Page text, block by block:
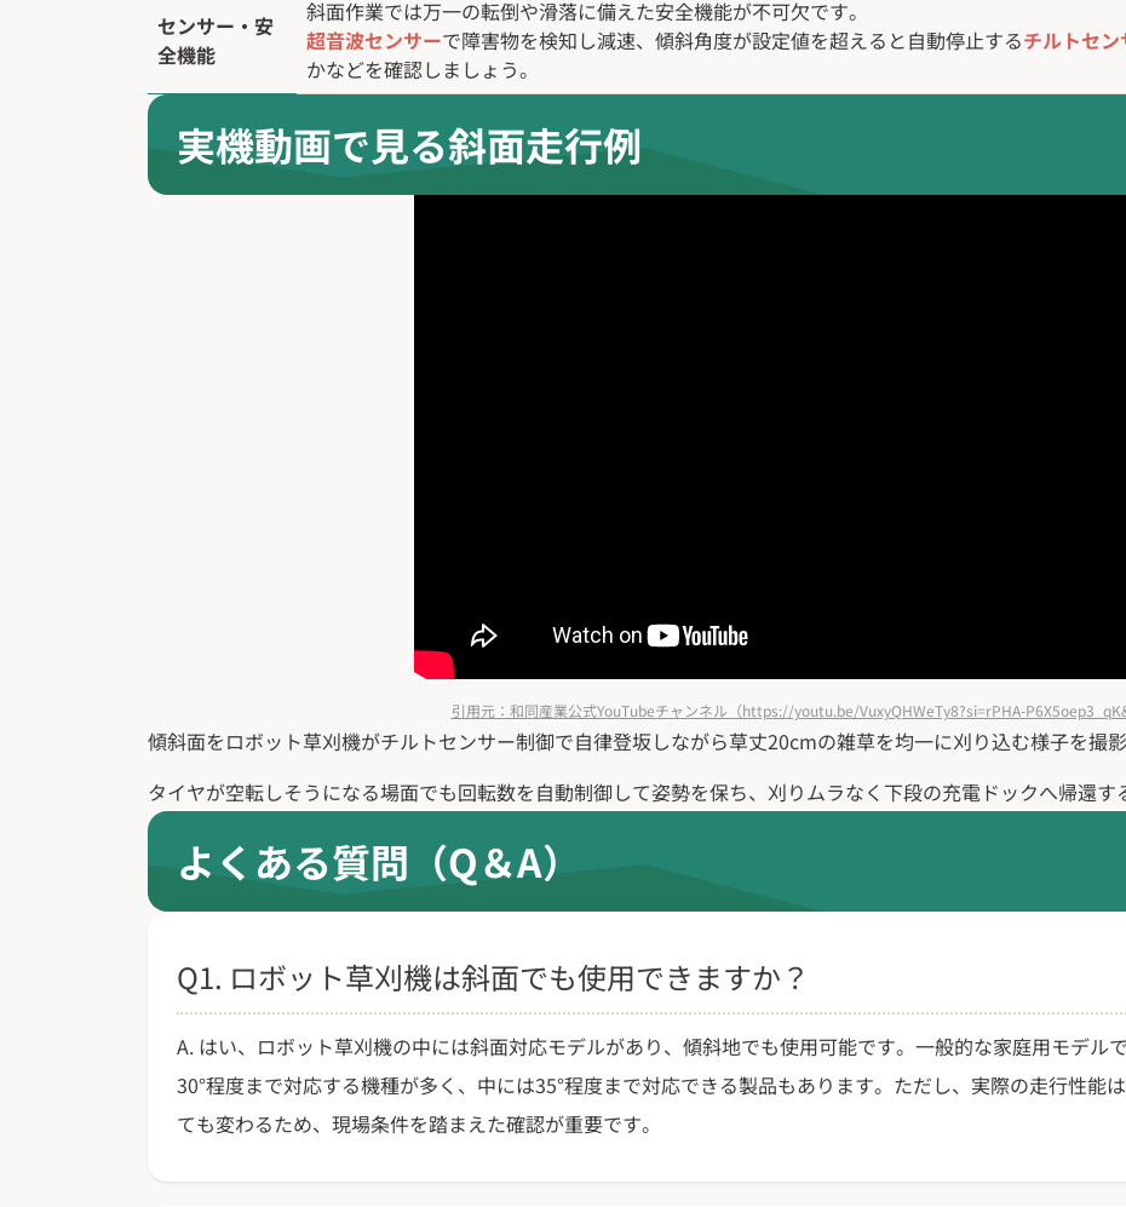
センサー・安
全機能
斜面作業では万一の転倒や滑落に備えた安全機能が不可欠です。
超音波センサーで障害物を検知し減速、傾斜角度が設定値を超えると自動停止するチルトセン
かなどを確認しましょう。
実機動画で見る斜面走行例
引用元：和同産業公式YouTubeチャンネル（https://youtu.be/VuxyQHWeTy8?si=rPHA-
傾斜面をロボット草刈機がチルトセンサー制御で自律登坂しながら草丈20cmの雑草を均一に刈り込む様子を撮影
タイヤが空転しそうになる場面でも回転数を自動制御して姿勢を保ち、刈りムラなく下段の充電ドックへ帰還す
よくある質問（Q＆A）
Q1. ロボット草刈機は斜面でも使用できますか？
A. はい、ロボット草刈機の中には斜面対応モデルがあり、傾斜地でも使用可能です。一般的な家庭用モデル
30°程度まで対応する機種が多く、中には35°程度まで対応できる製品もあります。ただし、実際の走行性能
ても変わるため、現場条件を踏まえた確認が重要です。